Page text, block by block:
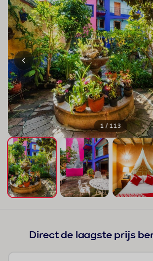
1 / 113
Direct de laagste prijs